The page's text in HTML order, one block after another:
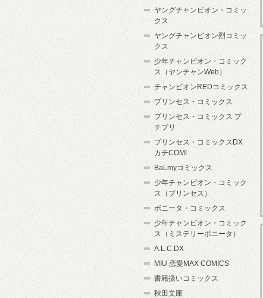
ヤングチャンピオン・コミッ
クス
ヤングチャンピオン烈コミッ
クス
少年チャンピオン・コミック
ス（ヤンチャンWeb）
チャンピオンREDコミックス
プリンセス・コミックス
プリンセス・コミックス プ
チプリ
プリンセス・コミックスDX
カチCOMI
BaLmyコミックス
少年チャンピオン・コミック
ス（プリンセス）
ボニータ・コミックス
少年チャンピオン・コミック
ス（ミステリーボニータ）
A.L.C.DX
MIU 恋愛MAX COMICS
書籍扱いコミックス
秋田文庫